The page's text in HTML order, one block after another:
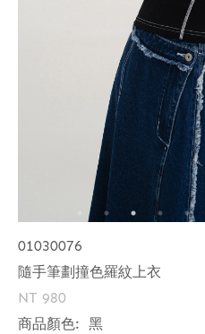
01030076
隨手筆劃撞色羅紋上衣
NT 980
商品顏色: 黑